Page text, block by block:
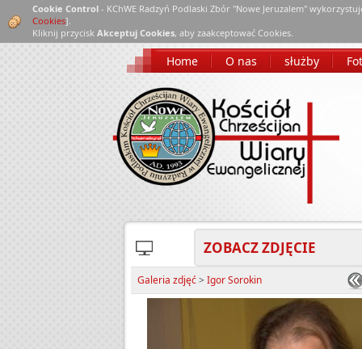
Home O nas służby
Cookie Control - KChWE Radzyń Podlaski Zbór "Nowe Jeruzalem"
Cookies].
Kliknij przycisk Akceptuj Cookies, aby zaakceptować Cookies.
ZOBACZ ZDJĘCIE
Galeria zdjęć> Igor Sorokin